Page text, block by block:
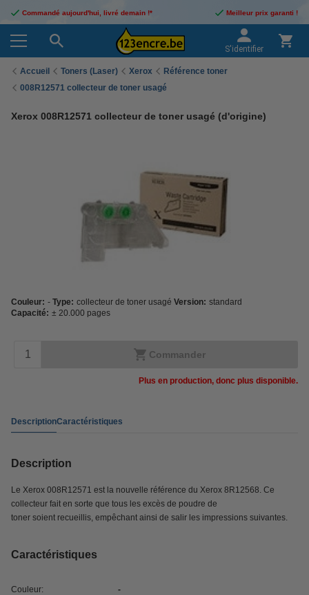
Commandé aujourd'hui, livré demain !* Meilleur prix garanti !
S'identifier
Accueil Toners (Laser) Xerox
Référence toner
008R12571 collecteur de toner usagé
Xerox 008R12571 collecteur de toner usagé (d'origine)
Couleur: - Type: collecteur de toner usagé Version: standard
Capacité: ± 20.000 pages
Commander
Plus en production, donc plus disponible.
DescriptionCaractéristiques
Description
Le Xerox 008R12571 est la nouvelle référence du Xerox 8R12568. Ce
collecteur fait en sorte que tous les excès de poudre de
toner soient recueillis, empêchant ainsi de salir les impressions suivantes.
Caractéristiques
Couleur: -